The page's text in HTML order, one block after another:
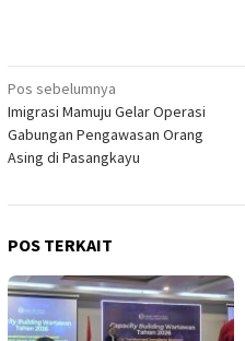
Navigasi
pos
Pos sebelumnya
Imigrasi Mamuju Gelar Operasi
Gabungan Pengawasan Orang
Asing di Pasangkayu
POS TERKAIT